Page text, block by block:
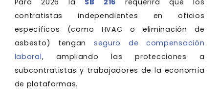
Para 2026 la SB 216 requerirá que los
contratistas independientes en oficios
específicos (como HVAC o eliminación de
asbesto) tengan seguro de compensación
laboral, ampliando las protecciones a
subcontratistas y trabajadores de la economía
de plataformas.